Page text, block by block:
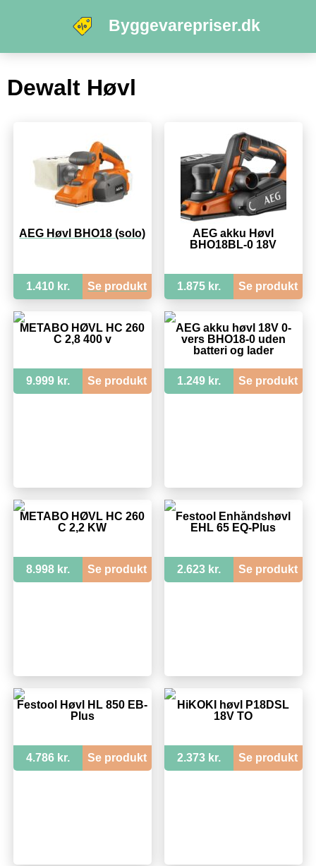
Byggevarepriser.dk
Dewalt Høvl
AEG Høvl BHO18 (solo)
1.410 kr. Se produkt
AEG akku Høvl
BHO18BL-0 18V
1.875 kr. Se produkt
METABO HØVL HC 260
C 2,8 400 v
9.999 kr. Se produkt
AEG akku høvl 18V 0-
vers BHO18-0 uden
batteri og lader
1.249 kr. Se produkt
METABO HØVL HC 260
C 2,2 KW
8.998 kr. Se produkt
Festool Énhåndshøvl
EHL 65 EQ-Plus
2.623 kr. Se produkt
Festool Høvl HL 850 EB-
Plus
4.786 kr. Se produkt
HiKOKI høvl P18DSL
18V TO
2.373 kr. Se produkt